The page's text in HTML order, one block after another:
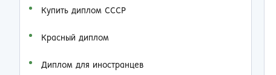
Купить диплом СССР
Красный диплом
Диплом для иностранцев